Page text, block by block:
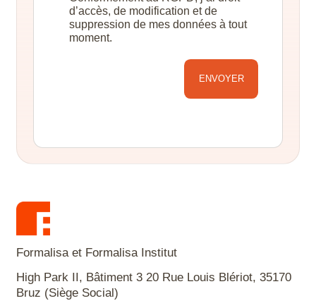
d’accès, de modification et de
suppression de mes données à tout
moment.
Formalisa et Formalisa Institut
High Park II, Bâtiment 3 20 Rue Louis Blériot, 35170
Bruz (Siège Social)